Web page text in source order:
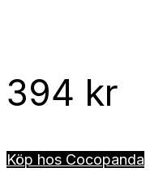
394 kr
Köp hos Cocopanda